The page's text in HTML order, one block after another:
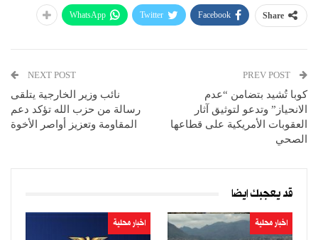
Share
Facebook
Twitter
WhatsApp
كوبا تُشيد بتضامن “عدم
الانحياز” وتدعو لتوثيق آثار
العقوبات الأمريكية على قطاعها
الصحي
NEXT POST
نائب وزير الخارجية يتلقى
رسالة من حزب الله تؤكد دعم
المقاومة وتعزيز أواصر الأخوة
قد يعجبك ايضا
اخبار محلية اخبار محلية